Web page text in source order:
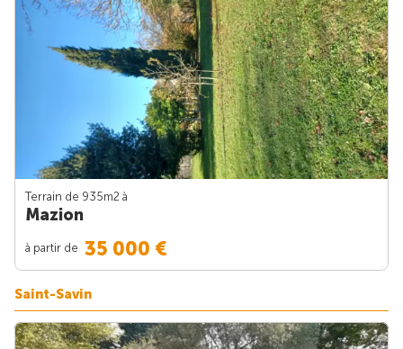
Terrain de 935m2 à
Mazion
à partir de 35 000 €
Saint-Savin